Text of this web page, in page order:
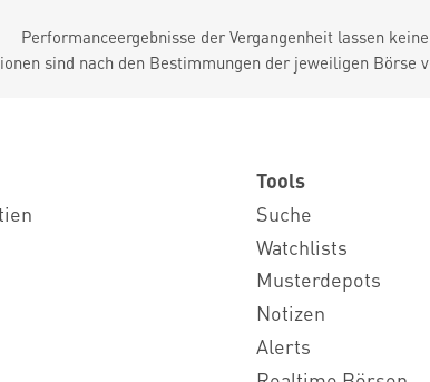
Performanceergebnisse der Vergangenheit lassen
sind nach den Bestimmungen der jeweiligen Börse
Tools
Suche
Watchlists
Musterdepots
Notizen
Alerts